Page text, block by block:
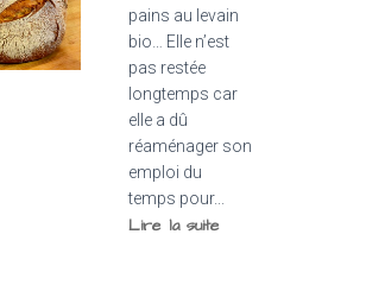
pains au levain
bio… Elle n’est
pas restée
longtemps car
elle a dû
réaménager son
emploi du
temps pour...
Lire la suite